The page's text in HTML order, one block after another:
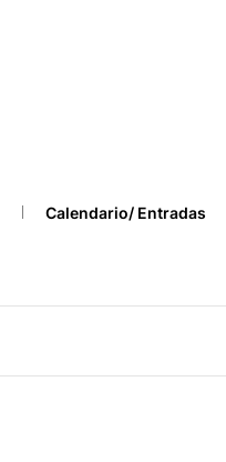
Calendario/ Entradas